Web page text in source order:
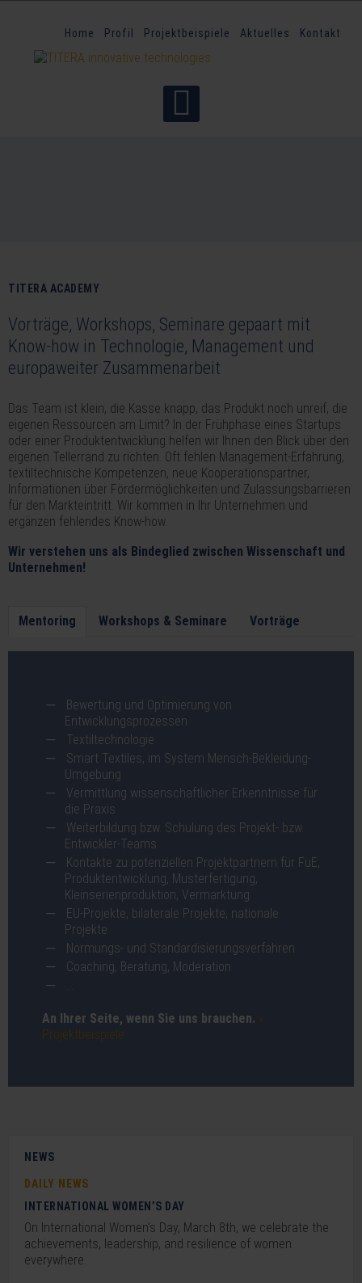
Home Profil Projektbeispiele Aktuelles Kontakt
TITERA ACADEMY
Vorträge, Workshops, Seminare gepaart mit
Know-how in Technologie, Management und
europaweiter Zusammenarbeit
Das Team ist klein, die Kasse knapp, das Produkt noch unreif, die
eigenen Ressourcen am Limit? In der Frühphase eines Startups
oder einer Produktentwicklung helfen wir Ihnen den Blick über den
eigenen Tellerrand zu richten. Oft fehlen Management-Erfahrung,
textiltechnische Kompetenzen, neue Kooperationspartner,
Informationen über Fördermöglichkeiten und Zulassungsbarrieren
für den Markteintritt. Wir kommen in Ihr Unternehmen und
ergänzen fehlendes Know-how.
Wir verstehen uns als Bindeglied zwischen Wissenschaft und
Unternehmen!
Mentoring Workshops & Seminare Vorträge
Bewertung und Optimierung von
Entwicklungsprozessen
Textiltechnologie
Smart Textiles, im System Mensch-Bekleidung-
Umgebung
Vermittlung wissenschaftlicher Erkenntnisse für
die Praxis
Weiterbildung bzw. Schulung des Projekt- bzw.
Entwickler-Teams
Kontakte zu potenziellen Projektpartnern für FuE,
Produktentwicklung, Musterfertigung,
Kleinserienproduktion, Vermarktung
EU-Projekte, bilaterale Projekte, nationale
Projekte
Normungs- und Standardisierungsverfahren
Coaching, Beratung, Moderation
An Ihrer Seite, wenn Sie uns brauchen. »
Projektbeispiele
NEWS
DAILY NEWS
INTERNATIONAL WOMEN’S DAY
On International Women’s Day, March 8th, we celebrate the
achievements, leadership, and resilience of women
everywhere.